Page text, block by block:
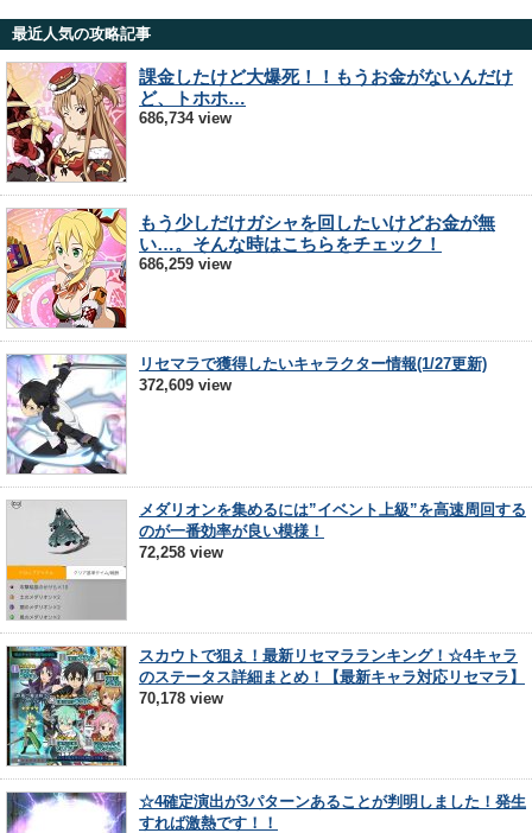
最近人気の攻略記事
課金したけど大爆死！！もうお金がないんだけ
ど、トホホ…
686,734 view
もう少しだけガシャを回したいけどお金が無
い…。そんな時はこちらをチェック！
686,259 view
リセマラで獲得したいキャラクター情報(1/27更新)
372,609 view
メダリオンを集めるには”イベント上級”を高速周回する
のが一番効率が良い模様！
72,258 view
スカウトで狙え！最新リセマラランキング！☆4キャラ
のステータス詳細まとめ！【最新キャラ対応リセマラ】
70,178 view
☆4確定演出が3パターンあることが判明しました！発生
すれば激熱です！！